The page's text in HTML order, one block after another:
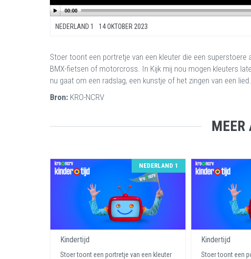
NEDERLAND 1 14 OKTOBER 2023
Stoer toont een portretje van een kleuter die een superstoere
BMX-fietsen of motorcross. In Kijk mij nou mogen kleuters
nu gaat om een radslag, een kunstje of het zingen van een lied.
Bron: KRO-NCRV
MEER
NEDERLAND 1
Kindertijd
Stoer toont een portretje van een kleuter
Kindertijd
Stoer toont een